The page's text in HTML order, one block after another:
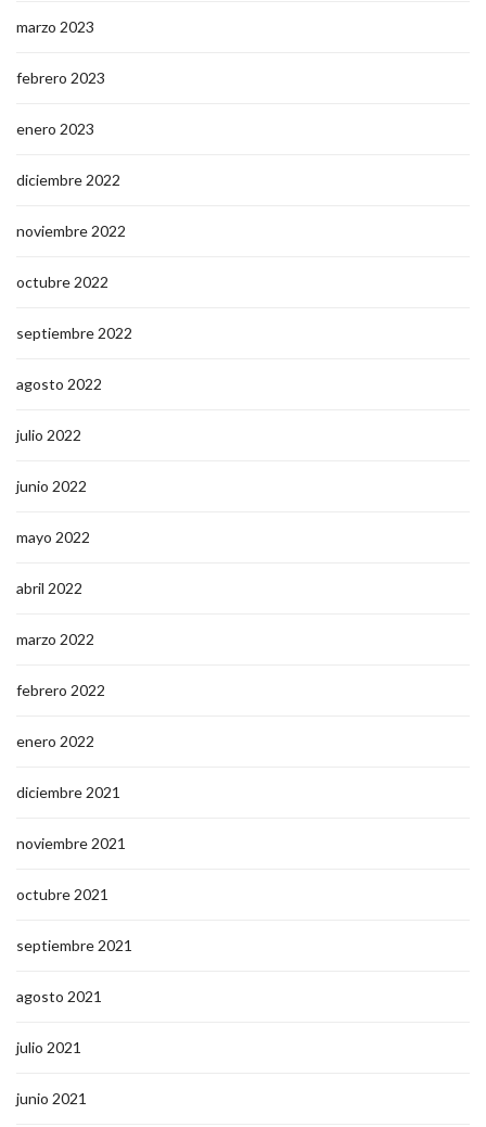
marzo 2023
febrero 2023
enero 2023
diciembre 2022
noviembre 2022
octubre 2022
septiembre 2022
agosto 2022
julio 2022
junio 2022
mayo 2022
abril 2022
marzo 2022
febrero 2022
enero 2022
diciembre 2021
noviembre 2021
octubre 2021
septiembre 2021
agosto 2021
julio 2021
junio 2021